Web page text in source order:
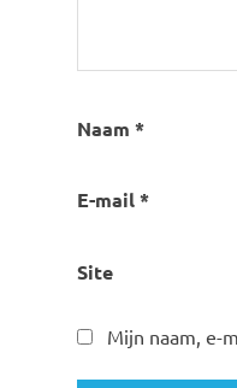
Naam *
E-mail*
Site
Mijn naam, e-